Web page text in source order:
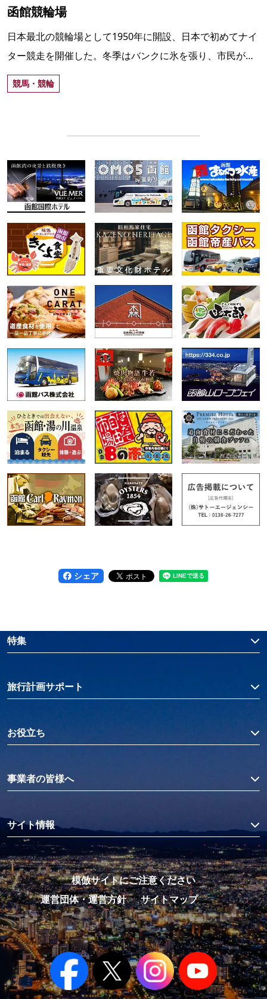
函館競輪場
日本最北の競輪場として1950年に開設、日本で初めてナイ
ター競走を開催した。冬季はバンクに氷を張り、市民が憩
うスケート場として活用されている。
競馬・競輪
シェア
特集
旅行計画サポート
お役立ち
事業者の皆様へ
サイト情報
模倣サイトにご注意ください
運営団体・運営方針
サイトマップ